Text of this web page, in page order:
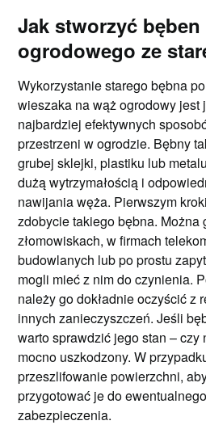
Jak stworzyć
ogrodowego ze
Wykorzystanie starego bębna
wieszaka na wąż ogrodowy jest
najbardziej efektywnych
przestrzeni w ogrodzie. Bębny
grubej sklejki, plastiku lub
dużą wytrzymałością i
nawijania węża. Pierwszym
zdobycie takiego bębna. Można
złomowiskach, w firmach
budowlanych lub po prostu
mogli mieć z nim do czynienia.
należy go dokładnie oczyścić z
innych zanieczyszczeń. Jeśli
warto sprawdzić jego stan – czy
mocno uszkodzony. W
przeszlifowanie powierzchni,
przygotować je do
zabezpieczenia.